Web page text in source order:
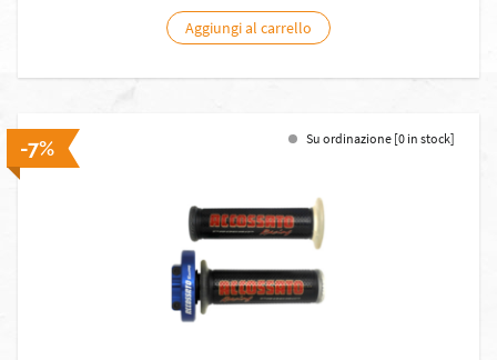
Aggiungi al carrello
-7% Su ordinazione [0 in stock]